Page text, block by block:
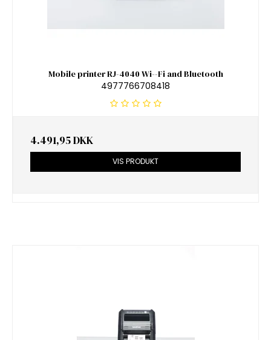
Mobile printer RJ-4040 Wi--Fi and Bluetooth
4977766708418
4.491,95 DKK
VIS PRODUKT